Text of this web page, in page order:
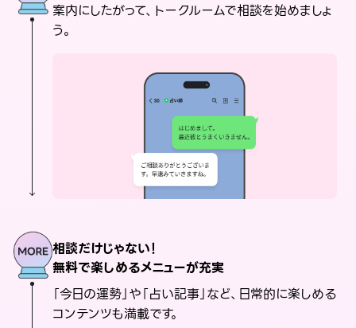
案内にしたがって、トークルームで相談を始めましょ
う。
相談だけじゃない！
無料で楽しめるメニューが充実
「今日の運勢」や「占い記事」など、日常的に楽しめる
コンテンツも満載です。